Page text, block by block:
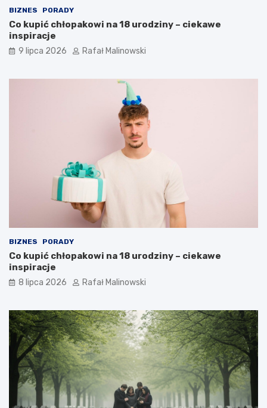
BIZNES PORADY
Co kupić chłopakowi na 18 urodziny – ciekawe
inspiracje
9 lipca 2026 Rafał Malinowski
BIZNES PORADY
Co kupić chłopakowi na 18 urodziny – ciekawe
inspiracje
8 lipca 2026 Rafał Malinowski